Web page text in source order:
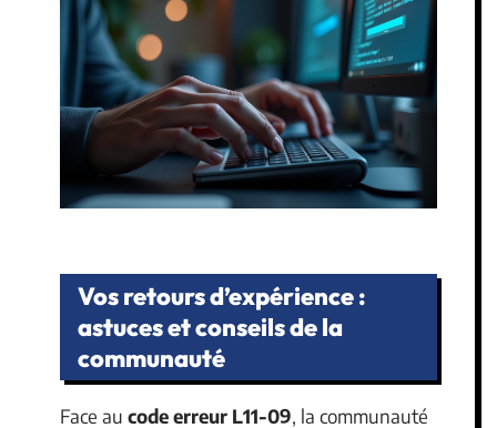
Vos retours d’expérience :
astuces et conseils de la
communauté
Face au code erreur L11-09, la communauté